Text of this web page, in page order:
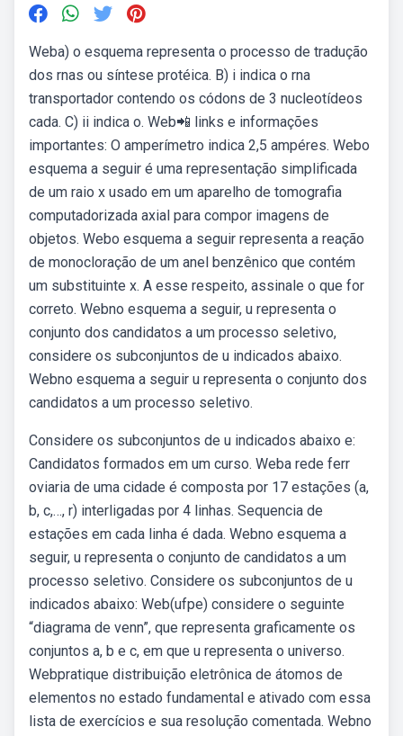
Weba) o esquema representa o processo de tradução
dos rnas ou síntese protéica. B) i indica o rna
transportador contendo os códons de 3 nucleotídeos
cada. C) ii indica o. Web📲 links e informações
importantes: O amperímetro indica 2,5 ampéres. Webo
esquema a seguir é uma representação simplificada
de um raio x usado em um aparelho de tomografia
computadorizada axial para compor imagens de
objetos. Webo esquema a seguir representa a reação
de monocloração de um anel benzênico que contém
um substituinte x. A esse respeito, assinale o que for
correto. Webno esquema a seguir, u representa o
conjunto dos candidatos a um processo seletivo,
considere os subconjuntos de u indicados abaixo.
Webno esquema a seguir u representa o conjunto dos
candidatos a um processo seletivo.
Considere os subconjuntos de u indicados abaixo e:
Candidatos formados em um curso. Weba rede ferr
oviaria de uma cidade é composta por 17 estações (a,
b, c,…, r) interligadas por 4 linhas. Sequencia de
estações em cada linha é dada. Webno esquema a
seguir, u representa o conjunto de candidatos a um
processo seletivo. Considere os subconjuntos de u
indicados abaixo: Web(ufpe) considere o seguinte
“diagrama de venn”, que representa graficamente os
conjuntos a, b e c, em que u representa o universo.
Webpratique distribuição eletrônica de átomos de
elementos no estado fundamental e ativado com essa
lista de exercícios e sua resolução comentada. Webno